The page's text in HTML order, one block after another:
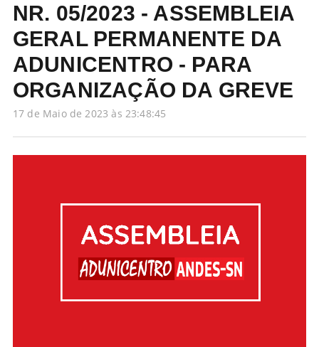
NR. 05/2023 - ASSEMBLEIA
GERAL PERMANENTE DA
ADUNICENTRO - PARA
ORGANIZAÇÃO DA GREVE
17 de Maio de 2023 às 23:48:45